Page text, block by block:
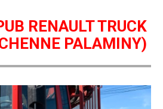
RENAULT TRUCK
PALAMINY)